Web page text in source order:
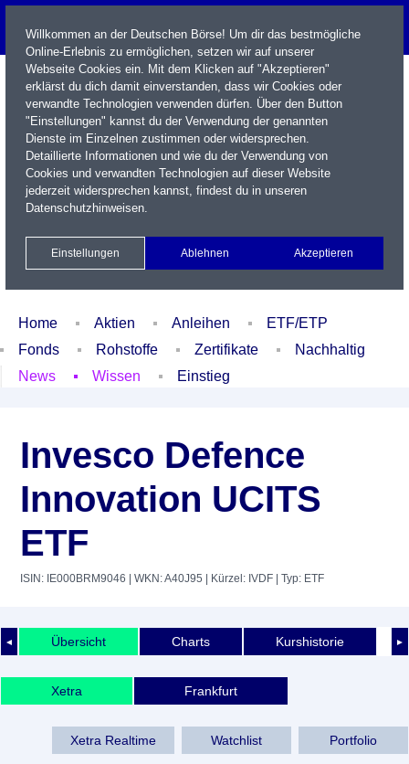
Name / WKN / ISIN / Kürzel
Xetra Realtime
Watchlist Portfolio Login
Home Aktien Anleihen
ETF/ETP
Fonds
Rohstoffe Zertifikate
Nachhaltig
News
Wissen Einstieg
Invesco Defence
Innovation UCITS
ETF
ISIN: IE000BRM9046 | WKN: A40J95 | Kürzel: IVDF | Typ: ETF
◄ ►
Übersicht Charts Kurshistorie
Xetra Frankfurt
Xetra Realtime Watchlist Portfolio
Willkommen an der Deutschen Börse! Um dir das bestmögliche
Online-Erlebnis zu ermöglichen, setzen wir auf unserer
Webseite Cookies ein. Mit dem Klicken auf "Akzeptieren"
erklärst du dich damit einverstanden, dass wir Cookies oder
verwandte Technologien verwenden dürfen. Über den Button
"Einstellungen" kannst du der Verwendung der genannten
Dienste im Einzelnen zustimmen oder widersprechen.
Detaillierte Informationen und wie du der Verwendung von
Cookies und verwandten Technologien auf dieser Website
jederzeit widersprechen kannst, findest du in unseren
Datenschutzhinweisen.
Einstellungen Ablehnen Akzeptieren